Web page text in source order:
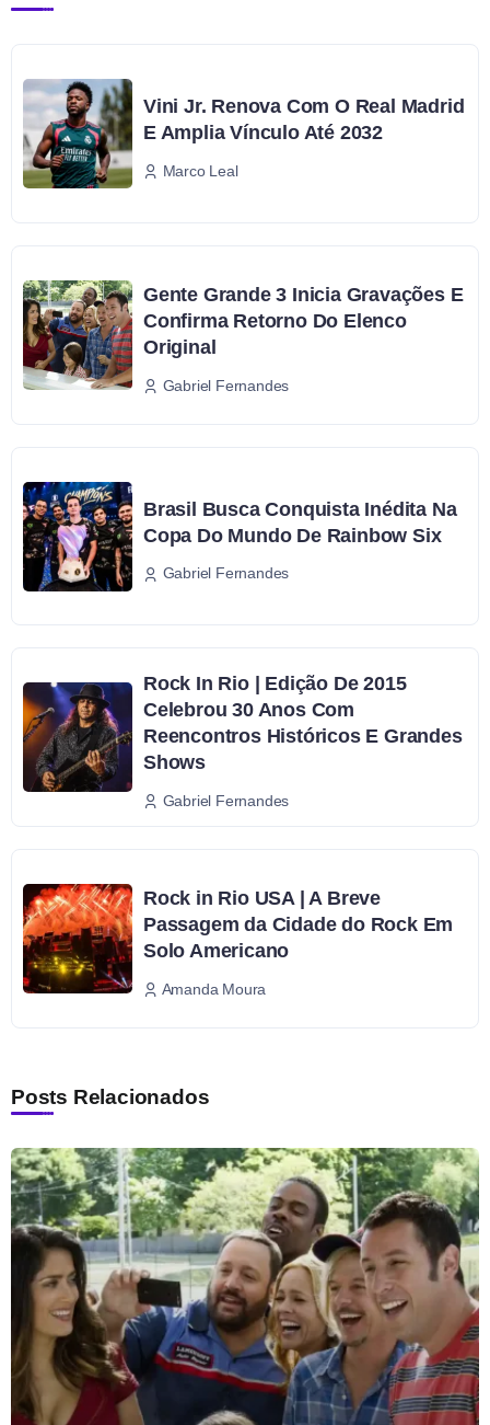
Vini Jr. Renova Com O Real Madrid
E Amplia Vínculo Até 2032
Marco Leal
Gente Grande 3 Inicia Gravações E
Confirma Retorno Do Elenco
Original
Gabriel Fernandes
Brasil Busca Conquista Inédita Na
Copa Do Mundo De Rainbow Six
Gabriel Fernandes
Rock In Rio | Edição De 2015
Celebrou 30 Anos Com
Reencontros Históricos E Grandes
Shows
Gabriel Fernandes
Rock in Rio USA | A Breve
Passagem da Cidade do Rock Em
Solo Americano
Amanda Moura
Posts Relacionados